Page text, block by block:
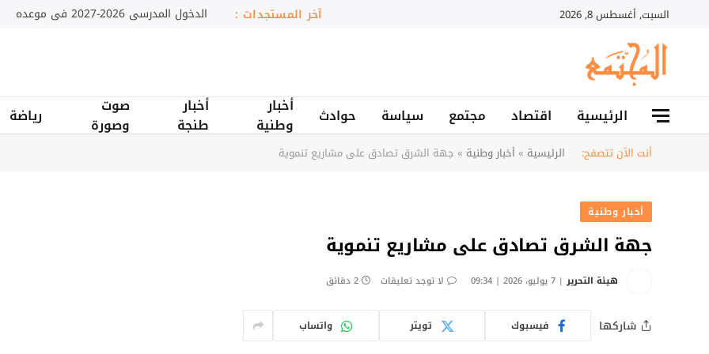
السبت, أغسطس 8, 2026 آخر المستجدات : دمنات.. تعاونية نسائية تثمن النباتات الطبية
الرئيسية اقتصاد مجتمع سياسة حوادث
أخبار
وطنية
أخبار
طنجة
صوت
وصورة
رياضة
أنت الآن تتصفح: الرئيسية » أخبار وطنية » جهة الشرق تصادق على مشاريع تنموية
أخبار وطنية
جهة الشرق تصادق على مشاريع تنموية
هيئة التحرير 7 يوليو، 2026 | 09:34 لا توجد تعليقات 2 دقائق
شاركها فيسبوك تويتر واتساب